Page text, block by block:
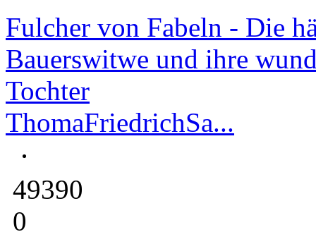
Fulcher von Fabeln - Die
Bauerswitwe und ihre
Tochter
ThomaFriedrichSa...
49390
0